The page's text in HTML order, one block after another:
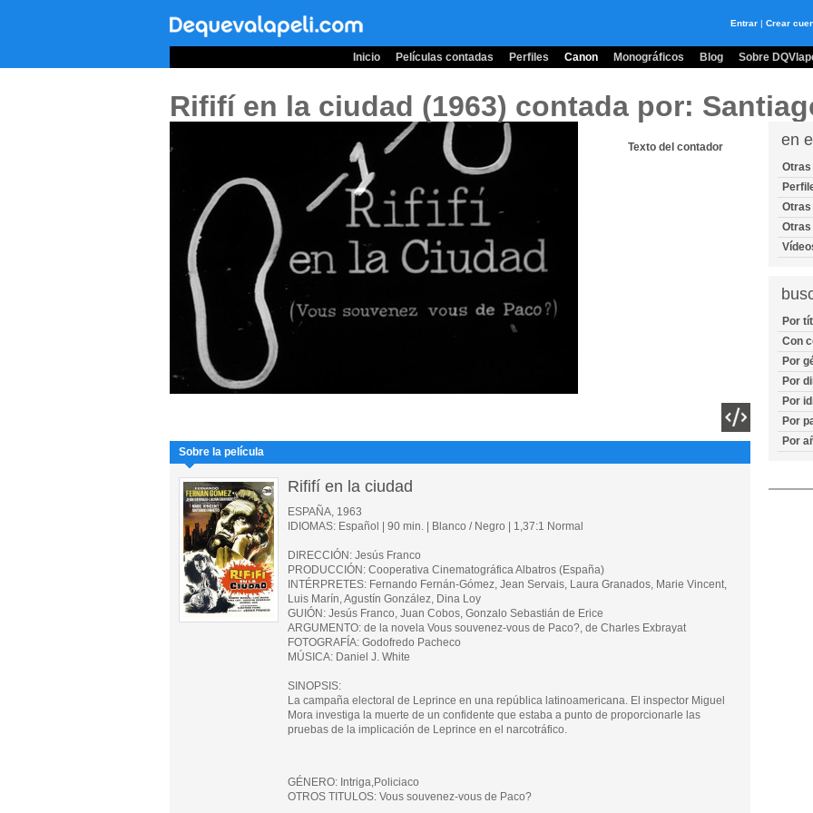
Entrar | Crear
Inicio Películas contadas Perfiles Canon Monográficos Blog Sobre
Rififí en la ciudad (1963) contada por:
Texto del contador
Sobre la película
Rififí en la ciudad
ESPAÑA, 1963
IDIOMAS: Español | 90 min. | Blanco / Negro | 1,37:1 Normal
DIRECCIÓN: Jesús Franco
PRODUCCIÓN: Cooperativa Cinematográfica Albatros (España)
INTÉRPRETES: Fernando Fernán-Gómez, Jean Servais, Laura Granados, Marie Vincent,
Luis Marín, Agustín González, Dina Loy
GUIÓN: Jesús Franco, Juan Cobos, Gonzalo Sebastián de Erice
ARGUMENTO: de la novela Vous souvenez-vous de Paco?, de Charles Exbrayat
FOTOGRAFÍA: Godofredo Pacheco
MÚSICA: Daniel J. White
SINOPSIS:
La campaña electoral de Leprince en una república latinoamericana. El inspector Miguel
Mora investiga la muerte de un confidente que estaba a punto de proporcionarle las
pruebas de la implicación de Leprince en el narcotráfico.
GÉNERO: Intriga,Policiaco
OTROS TITULOS: Vous souvenez-vous de Paco?
en
Por
Con
Por
Por
Por
Por
Por